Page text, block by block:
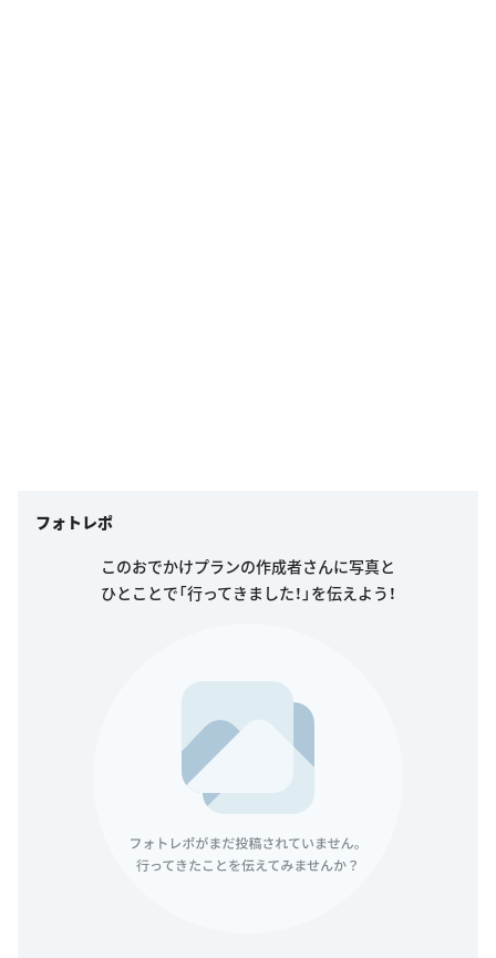
フォトレポ
このおでかけプランの作成者さんに写真と
ひとことで「行ってきました！」を伝えよう！